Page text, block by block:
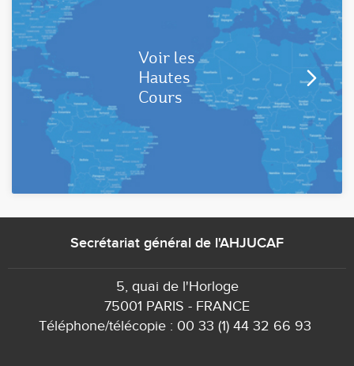
Voir les
Hautes
Cours
Secrétariat général de l'AHJUCAF
5, quai de l'Horloge
75001 PARIS - FRANCE
Téléphone/télécopie : 00 33 (1) 44 32 66 93